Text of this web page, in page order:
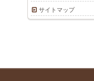
サイトマップ